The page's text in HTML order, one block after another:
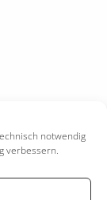
notwendig
verbessern.